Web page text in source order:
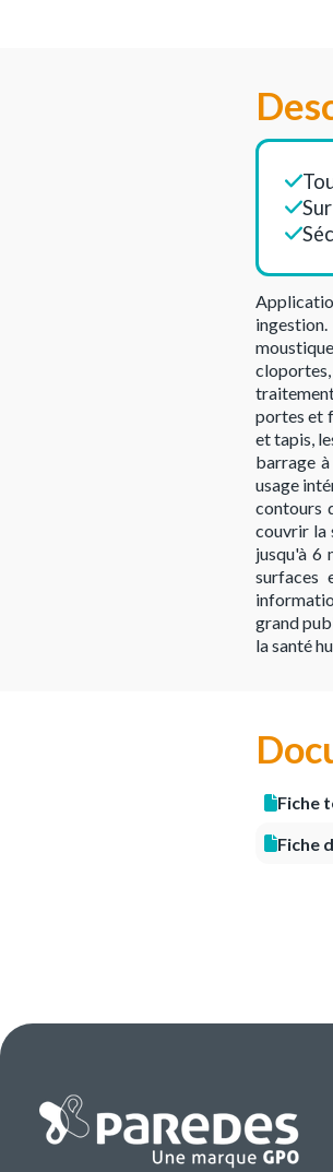
portes et
et tapis,
barrage
usage
contours
couvrir la
jusqu'à 6
surfaces
grand
la santé
Fiche
Fiche